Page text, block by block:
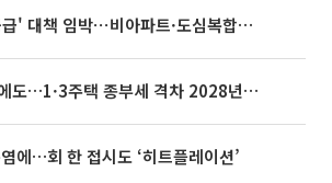
영끌 '주택공급' 대책 임박⋯비아파트·도심복합까지 총동원
종부세 개편에도…1·3주택 종부세 격차 2028년부터 확대
에…회 한 접시도 ‘히트플레이션’